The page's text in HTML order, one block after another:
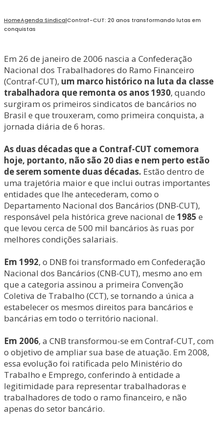
HomeAgenda SindicalContraf-CUT: 20 anos transformando lutas em
conquistas
Em 26 de janeiro de 2006 nascia a Confederação
Nacional dos Trabalhadores do Ramo Financeiro
(Contraf-CUT), um marco histórico na luta da classe
trabalhadora que remonta os anos 1930, quando
surgiram os primeiros sindicatos de bancários no
Brasil e que trouxeram, como primeira conquista, a
jornada diária de 6 horas.
As duas décadas que a Contraf-CUT comemora
hoje, portanto, não são 20 dias e nem perto estão
de serem somente duas décadas. Estão dentro de
uma trajetória maior e que inclui outras importantes
entidades que lhe antecederam, como o
Departamento Nacional dos Bancários (DNB-CUT),
responsável pela histórica greve nacional de 1985 e
que levou cerca de 500 mil bancários às ruas por
melhores condições salariais.
Em 1992, o DNB foi transformado em Confederação
Nacional dos Bancários (CNB-CUT), mesmo ano em
que a categoria assinou a primeira Convenção
Coletiva de Trabalho (CCT), se tornando a única a
estabelecer os mesmos direitos para bancários e
bancárias em todo o território nacional.
Em 2006, a CNB transformou-se em Contraf-CUT, com
o objetivo de ampliar sua base de atuação. Em 2008,
essa evolução foi ratificada pelo Ministério do
Trabalho e Emprego, conferindo à entidade a
legitimidade para representar trabalhadoras e
trabalhadores de todo o ramo financeiro, e não
apenas do setor bancário.